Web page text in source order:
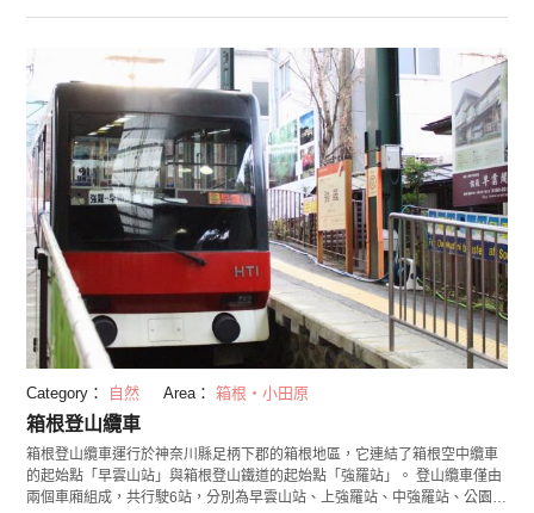
一處人氣拍照地。訪問箱根神社後不妨一並看看在結得姻緣方面頗為靈驗的
九頭龍神社。兩神社自古以來就有很深的關係，據說一起參拜效果更靈驗！
請一定要到這兩個地方踩點喔！
Category： 自然 Area： 箱根・小田原
箱根登山纜車
箱根登山纜車運行於神奈川縣足柄下郡的箱根地區，它連結了箱根空中纜車
的起始點「早雲山站」與箱根登山鐵道的起始點「強羅站」。 登山纜車僅由
兩個車廂組成，共行駛6站，分別為早雲山站、上強羅站、中強羅站、公園上